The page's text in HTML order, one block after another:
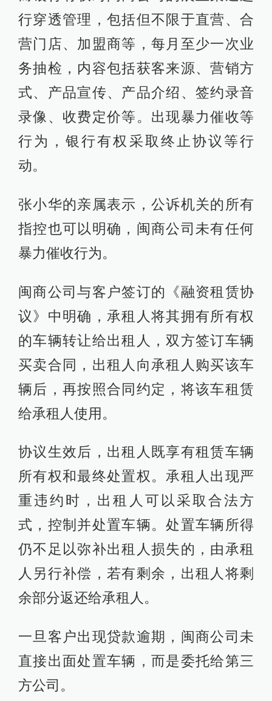
行穿透管理，包括但不限于直营、合
营门店、加盟商等，每月至少一次业
务抽检，内容包括获客来源、营销方
式、产品宣传、产品介绍、签约录音
录像、收费定价等。出现暴力催收等
行为，银行有权采取终止协议等行
动。
张小华的亲属表示，公诉机关的所有
指控也可以明确，闽商公司未有任何
暴力催收行为。
闽商公司与客户签订的《融资租赁协
议》中明确，承租人将其拥有所有权
的车辆转让给出租人，双方签订车辆
买卖合同，出租人向承租人购买该车
辆后，再按照合同约定，将该车租赁
给承租人使用。
协议生效后，出租人既享有租赁车辆
所有权和最终处置权。承租人出现严
重违约时，出租人可以采取合法方
式，控制并处置车辆。处置车辆所得
仍不足以弥补出租人损失的，由承租
人另行补偿，若有剩余，出租人将剩
余部分返还给承租人。
一旦客户出现贷款逾期，闽商公司未
直接出面处置车辆，而是委托给第三
方公司。